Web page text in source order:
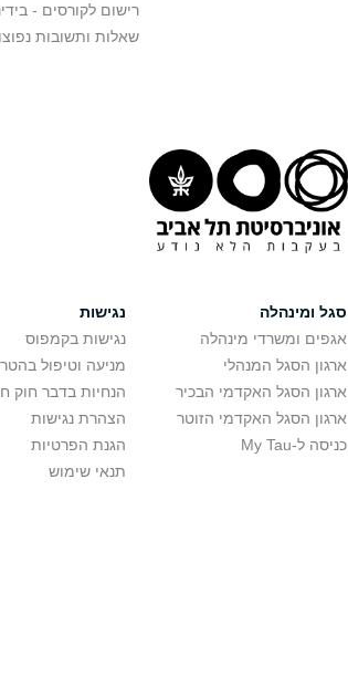
רישום לקורסים -
שאלות ותשובות
סגל ומינהלה
אגפים ומשרדי מינהלה
ארגון הסגל המנהלי
ארגון הסגל האקדמי הבכיר
ארגון הסגל האקדמי הזוטר
כניסה ל-My Tau
נגישות
נגישות בקמפוס
מניעה וטיפול
הנחיות בדבר חוק
הצהרת נגישות
הגנת הפרטיות
תנאי שימוש